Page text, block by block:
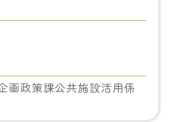
画政策課公共施設活用係